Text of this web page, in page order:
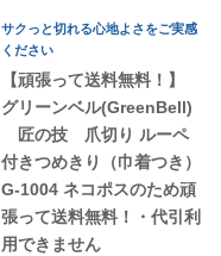
サクっと切れる心地よさをご実感
ください
【頑張って送料無料！】
グリーンベル(GreenBell)
匠の技 爪切り ルーペ
付きつめきり（巾着つき）
G-1004 ネコポスのため頑
張って送料無料！・代引利
用できません